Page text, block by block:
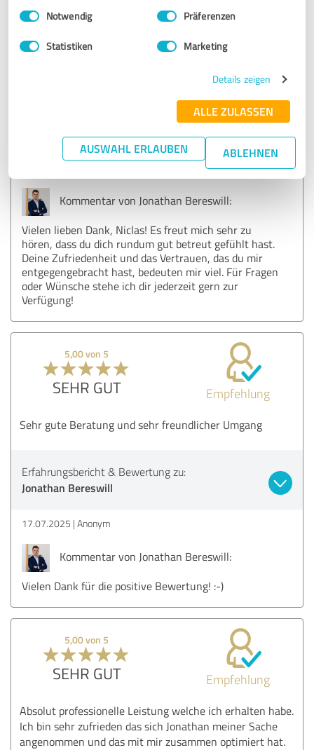
Impressum Datenschutzbestimmungen
Einwilligungsauswahl
Notwendig Präferenzen
Statistiken Marketing
Details zeigen
ALLE ZULASSEN
AUSWAHL ERLAUBEN ABLEHNEN
Er ist auf alle persönlichen Wünsche und Bedenken perfekt
eingegangen. Er hatte viel Geduld beim Abwickeln und mir
Kommentar von Jonathan Bereswill:
Vielen lieben Dank, Niclas! Es freut mich sehr zu
hören, dass du dich rundum gut betreut gefühlt hast.
Deine Zufriedenheit und das Vertrauen, das du mir
entgegengebracht hast, bedeuten mir viel. Für Fragen
oder Wünsche stehe ich dir jederzeit gern zur
Verfügung!
5,00 von 5
SEHR GUT Empfehlung
Sehr gute Beratung und sehr freundlicher Umgang
Erfahrungsbericht & Bewertung zu:
Jonathan Bereswill
17.07.2025 Anonym
Kommentar von Jonathan Bereswill:
Vielen Dank für die positive Bewertung! :-)
5,00 von 5
SEHR GUT Empfehlung
Absolut professionelle Leistung welche ich erhalten habe.
Ich bin sehr zufrieden das sich Jonathan meiner Sache
angenommen und das mit mir zusammen optimiert hat.